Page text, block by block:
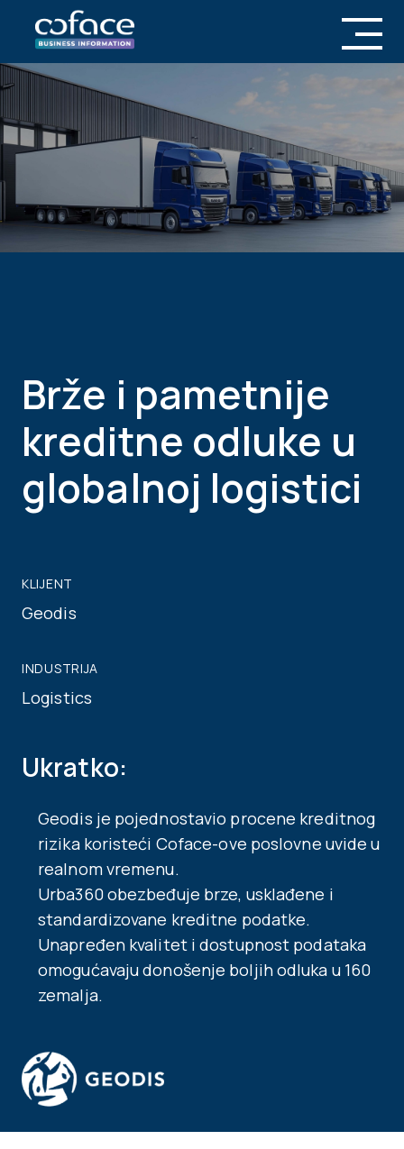
Brže i pametnije
kreditne odluke u
globalnoj logistici
KLIJENT
Geodis
INDUSTRIJA
Logistics
Ukratko:
Geodis je pojednostavio procene kreditnog
rizika koristeći Coface-ove poslovne uvide u
realnom vremenu.
Urba360 obezbeđuje brze, usklađene i
standardizovane kreditne podatke.
Unapređen kvalitet i dostupnost podataka
omogućavaju donošenje boljih odluka u 160
zemalja.